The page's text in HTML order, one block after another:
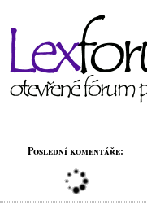
Poslední komentáře: